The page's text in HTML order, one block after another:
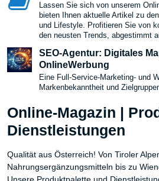
Lassen Sie sich von unserem
bieten Ihnen aktuelle Artikel zu
und Lifestyle. Profitieren Sie von
den neusten Trends, abgestimmt
SEO-Agentur: Digitales
OnlineWerbung
Eine Full-Service-Marketing- und
Markenbekanntheit und
Online-Magazin |
Dienstleistungen
Qualität aus Österreich! Von Tiroler
Nahrungsergänzungsmitteln bis zu